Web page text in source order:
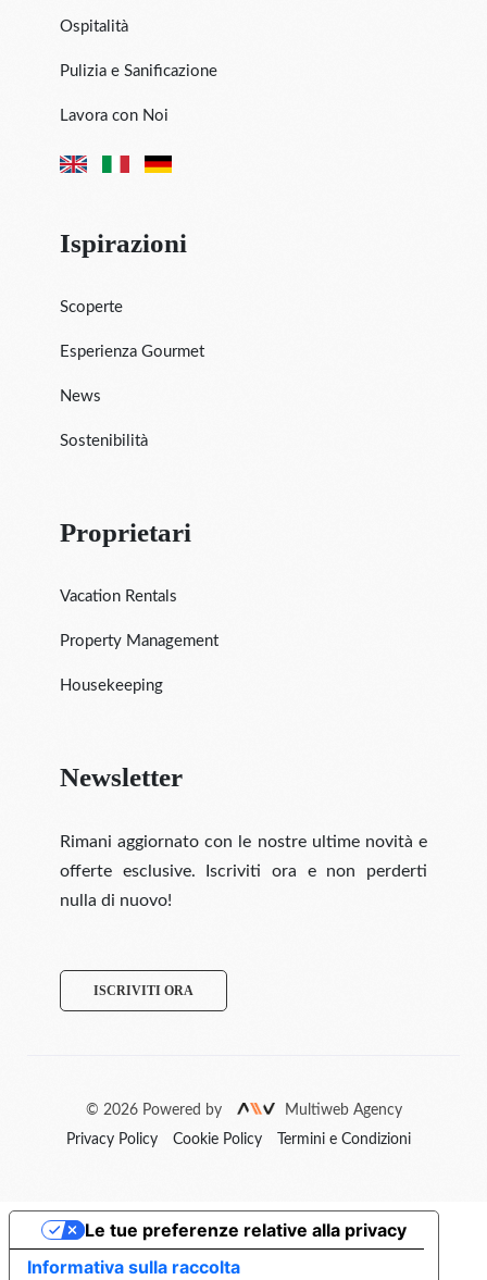
Ospitalità
Pulizia e Sanificazione
Lavora con Noi
Ispirazioni
Scoperte
Esperienza Gourmet
News
Sostenibilità
Proprietari
Vacation Rentals
Property Management
Housekeeping
Newsletter
Rimani aggiornato con le nostre ultime novità e
offerte esclusive. Iscriviti ora e non perderti
nulla di nuovo!
ISCRIVITI ORA
© 2026 Powered by
Multiweb Agency
Privacy Policy
Cookie Policy Termini e Condizioni
Informativa sulla raccolta
Le tue preferenze relative alla privacy